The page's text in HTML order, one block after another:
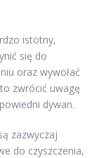
istotny,
się do
oraz wywołać
zwrócić uwagę
dywan.
zazwyczaj
do czyszczenia,